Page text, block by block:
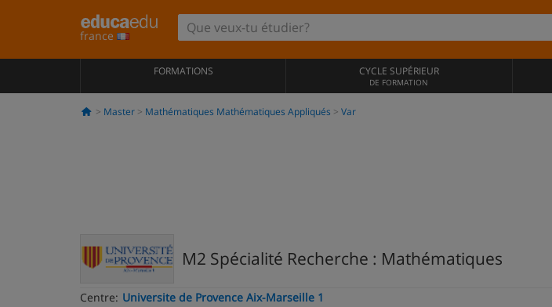
france
FORMATIONS CYCLE SUPÉRIEUR
DE FORMATION
Master Mathématiques Mathématiques Appliqués Var
M2 Spécialité Recherche : Mathématiques
Centre: Universite de Provence Aix-Marseille 1